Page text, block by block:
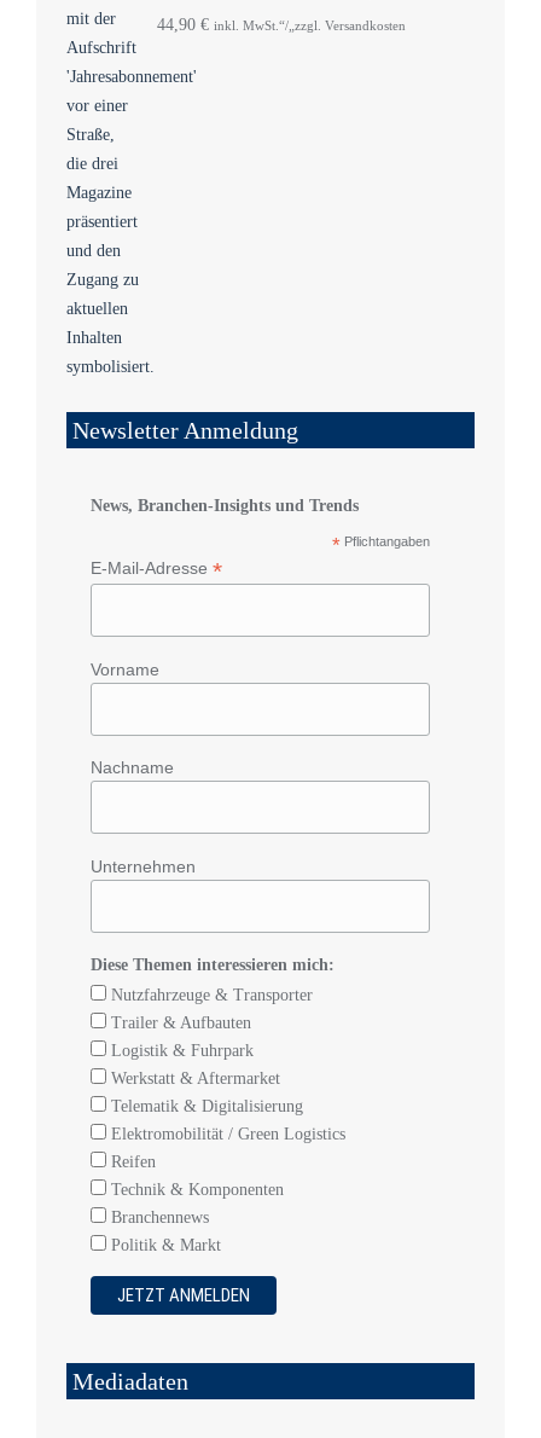
44,90 € inkl. MwSt.“/„zzgl. Versandkosten
Newsletter Anmeldung
News, Branchen-Insights und Trends
* Pflichtangaben
E-Mail-Adresse *
Vorname
Nachname
Unternehmen
Diese Themen interessieren mich:
Nutzfahrzeuge & Transporter
Trailer & Aufbauten
Logistik & Fuhrpark
Werkstatt & Aftermarket
Telematik & Digitalisierung
Elektromobilität / Green Logistics
Reifen
Technik & Komponenten
Branchennews
Politik & Markt
Mediadaten